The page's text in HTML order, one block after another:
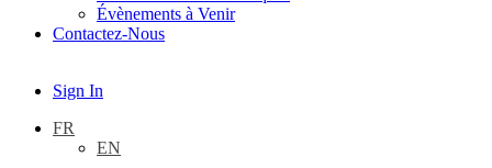
Évènements à Venir
Contactez-Nous
Sign In
FR
EN